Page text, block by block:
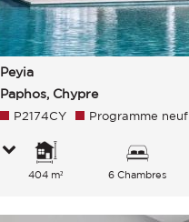
Peyia
Paphos, Chypre
P2174CY Programme neuf
404 m² 6 Chambres